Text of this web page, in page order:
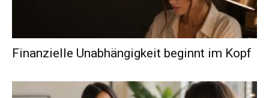
Finanzielle Unabhängigkeit beginnt im Kopf